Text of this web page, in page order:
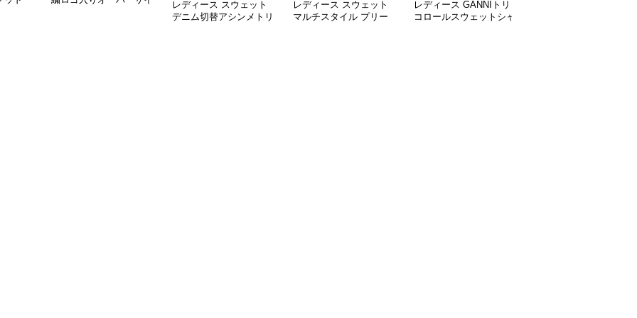
レディース スウェット
デニム切替アシンメトリ
レディース スウェット
マルチスタイル プリー
レディース GANNIトリ
コロールスウェットシャ